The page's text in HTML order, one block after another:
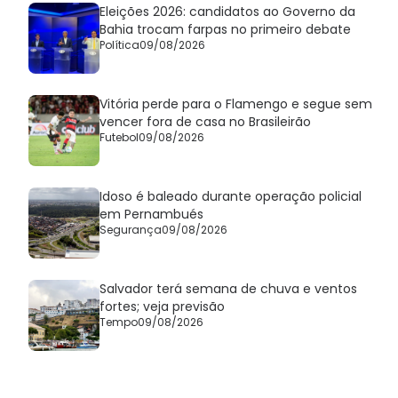
Eleições 2026: candidatos ao Governo da
Bahia trocam farpas no primeiro debate
Política09/08/2026
Vitória perde para o Flamengo e segue sem
vencer fora de casa no Brasileirão
Futebol09/08/2026
Idoso é baleado durante operação policial
em Pernambués
Segurança09/08/2026
Salvador terá semana de chuva e ventos
fortes; veja previsão
Tempo09/08/2026